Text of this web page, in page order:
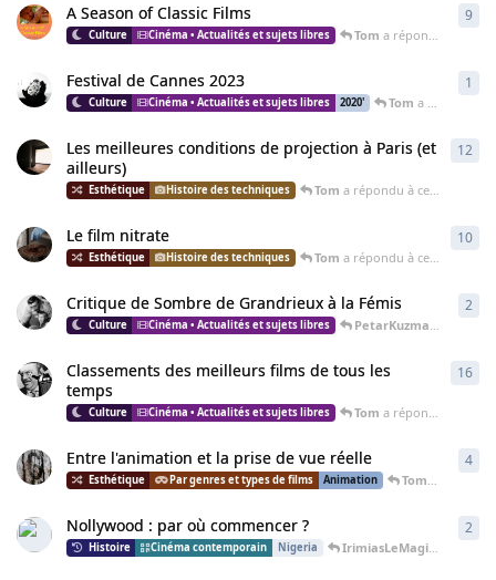
A Season of Classic Films
Cinéma • Actualités et sujets libres Tom a répondu à cette discussion
9
Festival de Cannes 2023
Cinéma • Actualités et sujets libres 2020' Tom a répondu à cette discussion
1
Les meilleures conditions de projection à Paris (et
ailleurs)
Histoire des techniques Tom a répondu à cette discussion
12
Le film nitrate
Histoire des techniques Tom a répondu à cette discussion
10
Critique de Sombre de Grandrieux à la Fémis
Cinéma • Actualités et sujets libres PetarKuzmanovic
2
Classements des meilleurs films de tous les
temps
Cinéma • Actualités et sujets libres Tom a répondu à cette discussion
16
Entre l'animation et la prise de vue réelle
Par genres et types de films Animation Tom
4
Nollywood : par où commencer ?
Cinéma contemporain Nigeria IrimiasLeMagicien
2